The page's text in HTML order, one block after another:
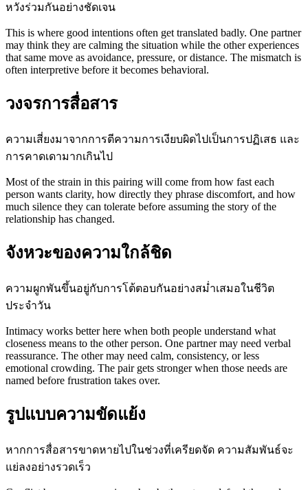
หวังร่วมกันอย่างชัดเจน
This is where good intentions often get translated badly. One partner
may think they are calming the situation while the other experiences
that same move as avoidance, pressure, or distance. The mismatch is
often interpretive before it becomes behavioral.
วงจรการสื่อสาร
ความเสี่ยงมาจากการตีความการเงียบผิดไปเป็นการปฏิเสธ และ
การคาดเดามากเกินไป
Most of the strain in this pairing will come from how fast each
person wants clarity, how directly they phrase discomfort, and how
much silence they can tolerate before assuming the story of the
relationship has changed.
จังหวะของความใกล้ชิด
ความผูกพันขึ้นอยู่กับการโต้ตอบกันอย่างสม่ำเสมอในชีวิต
ประจำวัน
Intimacy works better here when both people understand what
closeness means to the other person. One partner may need verbal
reassurance. The other may need calm, consistency, or less
emotional crowding. The pair gets stronger when those needs are
named before frustration takes over.
รูปแบบความขัดแย้ง
หากการสื่อสารขาดหายไปในช่วงที่เครียดจัด ความสัมพันธ์จะ
แย่ลงอย่างรวดเร็ว